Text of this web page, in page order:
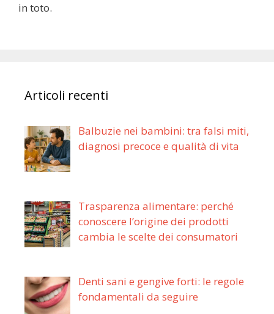
in toto.
Articoli recenti
Balbuzie nei bambini: tra falsi miti,
diagnosi precoce e qualità di vita
Trasparenza alimentare: perché
conoscere l’origine dei prodotti
cambia le scelte dei consumatori
Denti sani e gengive forti: le regole
fondamentali da seguire